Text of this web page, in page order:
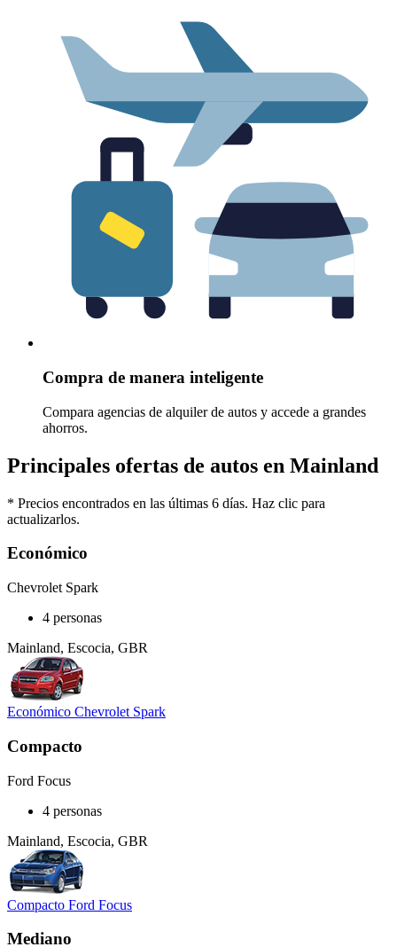
Compra de manera inteligente
Compara agencias de alquiler de autos y accede a grandes
ahorros.
Principales ofertas de autos en Mainland
* Precios encontrados en las últimas 6 días. Haz clic para
actualizarlos.
Económico
Chevrolet Spark
4 personas
Mainland, Escocia, GBR
Económico Chevrolet Spark
Compacto
Ford Focus
4 personas
Mainland, Escocia, GBR
Compacto Ford Focus
Mediano